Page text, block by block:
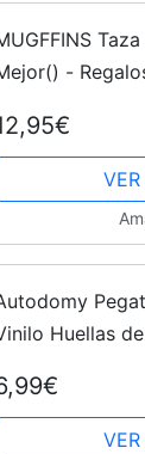
-
Mascotas
VER
Huellas
(Blanco)